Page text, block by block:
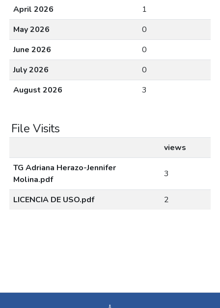
April 2026
1
May 2026
0
June 2026
0
July 2026
0
August 2026
3
File Visits
views
TG Adriana Herazo-Jennifer
Molina.pdf
3
LICENCIA DE USO.pdf 2